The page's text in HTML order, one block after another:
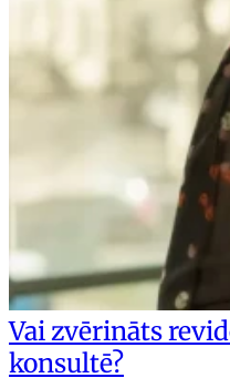
Vai zvērināts
konsultē?